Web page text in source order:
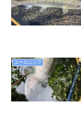
ユーロニンフ